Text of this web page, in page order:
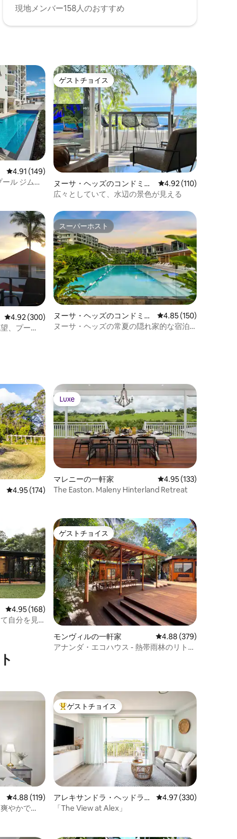
現地メンバー158人のおすすめ
レビュー149件、5つ星中4.91つ星の平均評価
4.91 (149)
ル ジム🏋️
ゲストチョイス
ゲストチョイス
ヌーサ・ヘッズのコンドミニ
アム
レビュー110件、5つ
4.92 (110)
広々としていて、水辺の景色が見える
レビュー300件、5つ星中4.92つ星の平均評価
4.92 (300)
、プー
スーパーホスト
スーパーホスト
ヌーサ・ヘッズのコンドミニ
アム
レビュー150件、5つ
4.85 (150)
ヌーサ・ヘッズの常夏の隠れ家的な宿泊
レビュー174件、5つ星中4.95つ星の平均評価
4.95 (174)
Luxe
Luxe
マレニーの一軒家 レビュー133件、5つ
4.95 (133)
The Easton. Maleny Hinterland Retreat
レビュー168件、5つ星中4.95つ星の平均評価
4.95 (168)
自分を見
ゲストチョイス
ゲストチョイス
モンヴィルの一軒家 レビュー379件、5つ星
4.88 (379)
アナンダ・エコハウス - 熱帯雨林のリトリ
レビュー119件、5つ星中4.88つ星の平均評価
4.88 (119)
やかで
大好評のゲストチョイスです。
ゲストチョイス
アレキサンドラ・ヘッドラン
ドのマンション・アパート
レビュー330件、5つ
4.97 (330)
「The View at Alex」